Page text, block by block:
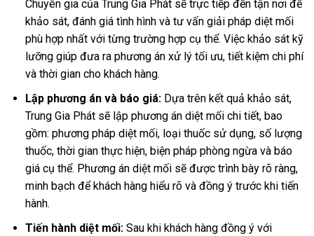
Chuyên gia của Trung Gia Phát sẽ trực tiếp đến tận nơi để
khảo sát, đánh giá tình hình và tư vấn giải pháp diệt mối
phù hợp nhất với từng trường hợp cụ thể. Việc khảo sát kỹ
lưỡng giúp đưa ra phương án xử lý tối ưu, tiết kiệm chi phí
và thời gian cho khách hàng.
Lập phương án và báo giá:Dựa trên kết quả khảo sát,
Trung Gia Phát sẽ lập phương án diệt mối chi tiết, bao
gồm: phương pháp diệt mối, loại thuốc sử dụng, số lượng
thuốc, thời gian thực hiện, biện pháp phòng ngừa và báo
giá cụ thể. Phương án diệt mối sẽ được trình bày rõ ràng,
minh bạch để khách hàng hiểu rõ và đồng ý trước khi tiến
hành.
Tiến hành diệt mối:Sau khi khách hàng đồng ý với